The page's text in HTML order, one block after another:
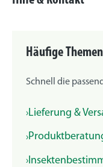
Häufige Themen
Schnell die
Lieferung &